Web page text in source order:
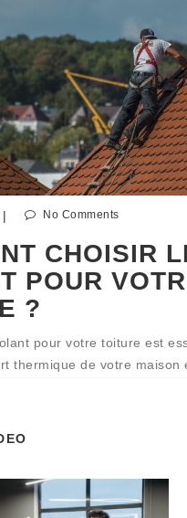
| No Comments
CHOISIR
POUR
?
pour votre toiture est
thermique de votre maison